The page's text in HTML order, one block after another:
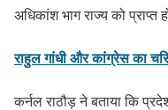
अधिकांश भाग राज्य को प्राप्त
राहुल गांधी और कांग्रेस का
कर्नल राठौड़ ने बताया कि